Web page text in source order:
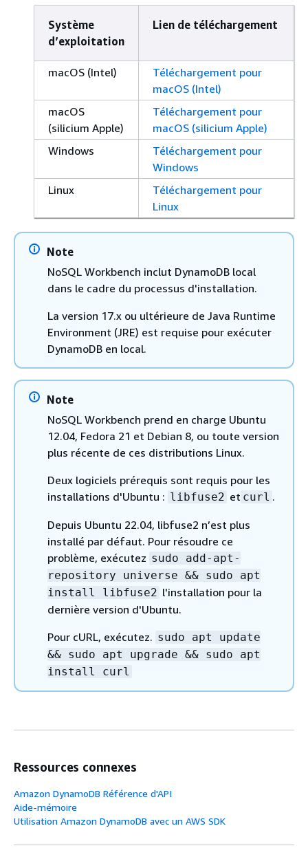
Système
d’exploitation
Lien de téléchargement
macOS (Intel)
Téléchargement pour
macOS (Intel)
macOS
(silicium Apple)
Téléchargement pour
macOS (silicium Apple)
Windows
Téléchargement pour
Windows
Linux
Téléchargement pour
Linux
Note
NoSQL Workbench inclut DynamoDB local
dans le cadre du processus d'installation.
La version 17.x ou ultérieure de Java Runtime
Environment (JRE) est requise pour exécuter
DynamoDB en local.
Note
NoSQL Workbench prend en charge Ubuntu
12.04, Fedora 21 et Debian 8, ou toute version
plus récente de ces distributions Linux.
Deux logiciels prérequis sont requis pour les
installations d'Ubuntu : libfuse2 et curl .
Depuis Ubuntu 22.04, libfuse2 n’est plus
installé par défaut. Pour résoudre ce
problème, exécutez sudo add-apt-
repository universe && sudo apt
install libfuse2 l'installation pour la
dernière version d'Ubuntu.
Pour cURL, exécutez. sudo apt update
&& sudo apt upgrade && sudo apt
install curl
Ressources connexes
Amazon DynamoDB Référence d'API
Aide-mémoire
Utilisation Amazon DynamoDB avec un AWS SDK